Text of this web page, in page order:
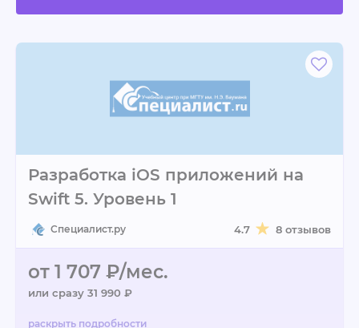
Разработка iOS приложений на
Swift 5. Уровень 1
Специалист.ру 4.7 8 отзывов
от 1 707 ₽/мес.
или сразу 31 990 ₽